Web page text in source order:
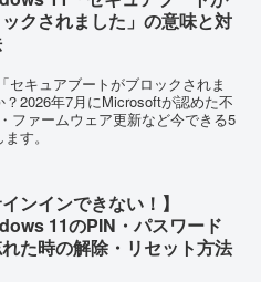
クされました」の意味と対
セキュアブートがブロックされま
2026年7月にMicrosoftが認めた不
ファームウェア更新など今できる5
す。
インインできない！】
11のPIN・パスワード
た時の解除・リセット方法